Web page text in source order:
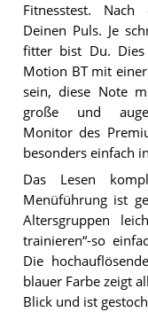
Fitnesstest.
Deinen Puls. Je
fitter bist Du. Dies
Motion BT mit
sein, diese Note
große und
Monitor des
besonders einfach
Das Lesen
Menüführung ist
Altersgruppen
trainieren“-so
Die
blauer Farbe zeigt
Blick und ist